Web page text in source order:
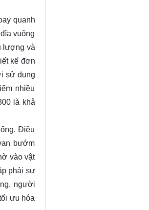
quanh
vuông
lượng và
kế đơn
sử dụng
nhiều
là khả
Điều
bướm
vào vật
phải sự
người
ưu hóa